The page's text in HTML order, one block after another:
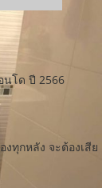
โด ปี 2566
ทุกหลัง จะต้องเสีย